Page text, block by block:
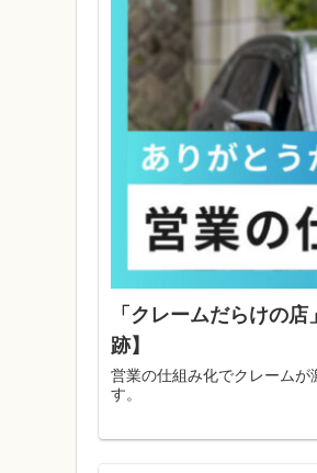
「クレームだらけの
跡】
営業の仕組み化でクレームが
す。